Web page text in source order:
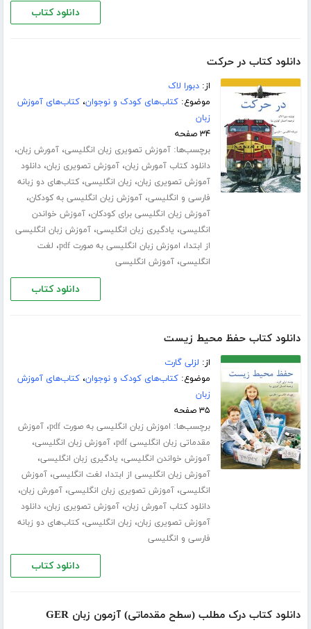
دانلود کتاب
دانلود کتاب در حرکت
از:دبورا لاک
موضوع:کتاب‌های کودک و نوجوان،کتاب‌های آموزش
زبان
۳۴ صفحه
برچسب‌ها:آموزش تصویری زبان انگلیسی،آمورش زبان،
دانلود کتاب آمورش زبان،آموزش تصویری زبان،دانلود
آموزش تصویری زبان، زبان انگلیسی،کتاب‌های دو زبانه
فارسی و انگلیسی،آموزش زبان انگلیسی به کودکان،
آموزش زبان انگلیسی برای کودکان،آموزش خواندن
انگلیسی، یادگیری زبان انگلیسی،آموزش زبان انگلیسی
از ابتدا، اموزش زبان انگلیسی به صورت pdf ، لغت
انگلیسی،آموزش انگلیسی
دانلود کتاب
دانلود کتاب حفظ محیط زیست
از: لزلی گارت
موضوع:کتاب‌های کودک و نوجوان،کتاب‌های آموزش
زبان
۳۵ صفحه
برچسب‌ها: اموزش زبان انگلیسی به صورت pdf ،آموزش
مقدماتی زبان انگلیسی pdf
،آموزش زبان انگلیسی،
آموزش خواندن انگلیسی، یادگیری زبان انگلیسی،
آموزش زبان انگلیسی از ابتدا، لغت انگلیسی،آموزش
انگلیسی،آموزش تصویری زبان انگلیسی،آمورش زبان،
دانلود کتاب آمورش زبان،آموزش تصویری زبان،دانلود
آموزش تصویری زبان، زبان انگلیسی،کتاب‌های دو زبانه
فارسی و انگلیسی
دانلود کتاب
دانلود کتاب درک مطلب (سطح مقدماتی) آزمون زبان GER